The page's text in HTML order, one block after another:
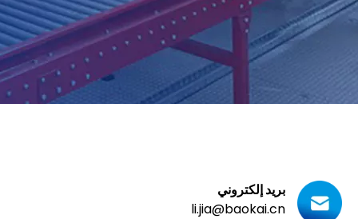
بريد إلكتروني
li.jia@baokai.cn